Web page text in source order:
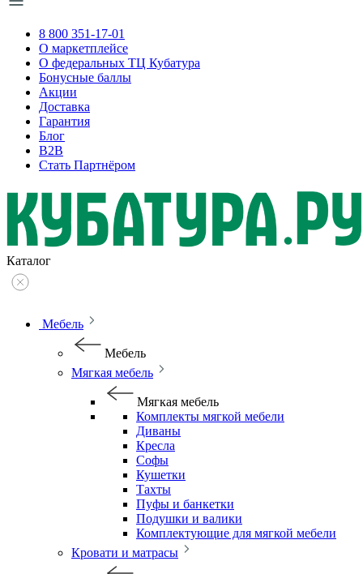
8 800 351-17-01
О маркетплейсе
О федеральных ТЦ Кубатура
Бонусные баллы
Акции
Доставка
Гарантия
Блог
B2B
Стать Партнёром
Каталог
Мебель
Мебель
Мягкая мебель
Мягкая мебель
Комплекты мягкой мебели
Диваны
Кресла
Софы
Кушетки
Тахты
Пуфы и банкетки
Подушки и валики
Комплектующие для мягкой мебели
Кровати и матрасы